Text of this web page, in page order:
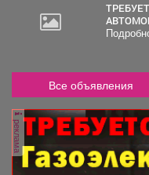
ТРЕБУЕТСЯ - ВОДИТЕЛЬ ГРУЗОВЫХ
Все объявления
реклама